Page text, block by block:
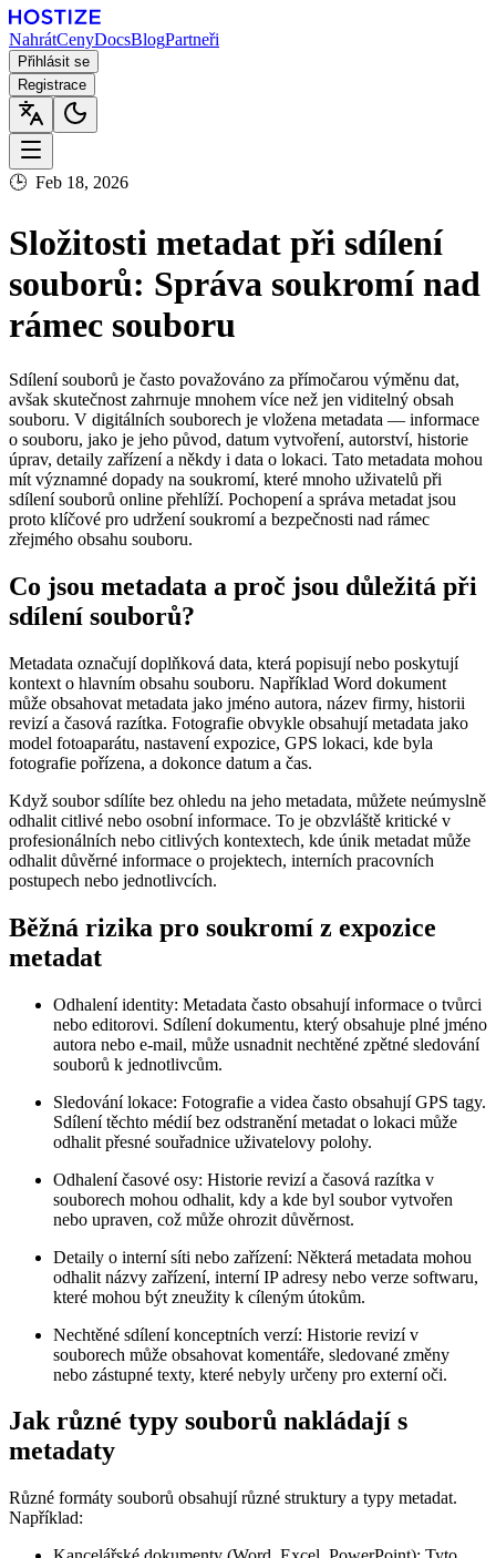
NahrátCenyDocsBlogPartneři
Přihlásit se
Registrace
🕒 Feb 18, 2026
Složitosti metadat při sdílení
souborů: Správa soukromí nad
rámec souboru
Sdílení souborů je často považováno za přímočarou výměnu dat,
avšak skutečnost zahrnuje mnohem více než jen viditelný obsah
souboru. V digitálních souborech je vložena metadata — informace
o souboru, jako je jeho původ, datum vytvoření, autorství, historie
úprav, detaily zařízení a někdy i data o lokaci. Tato metadata mohou
mít významné dopady na soukromí, které mnoho uživatelů při
sdílení souborů online přehlíží. Pochopení a správa metadat jsou
proto klíčové pro udržení soukromí a bezpečnosti nad rámec
zřejmého obsahu souboru.
Co jsou metadata a proč jsou důležitá při
sdílení souborů?
Metadata označují doplňková data, která popisují nebo poskytují
kontext o hlavním obsahu souboru. Například Word dokument
může obsahovat metadata jako jméno autora, název firmy, historii
revizí a časová razítka. Fotografie obvykle obsahují metadata jako
model fotoaparátu, nastavení expozice, GPS lokaci, kde byla
fotografie pořízena, a dokonce datum a čas.
Když soubor sdílíte bez ohledu na jeho metadata, můžete neúmyslně
odhalit citlivé nebo osobní informace. To je obzvláště kritické v
profesionálních nebo citlivých kontextech, kde únik metadat může
odhalit důvěrné informace o projektech, interních pracovních
postupech nebo jednotlivcích.
Běžná rizika pro soukromí z expozice
metadat
Odhalení identity: Metadata často obsahují informace o tvůrci
nebo editorovi. Sdílení dokumentu, který obsahuje plné jméno
autora nebo e-mail, může usnadnit nechtěné zpětné sledování
souborů k jednotlivcům.
Sledování lokace: Fotografie a videa často obsahují GPS tagy.
Sdílení těchto médií bez odstranění metadat o lokaci může
odhalit přesné souřadnice uživatelovy polohy.
Odhalení časové osy: Historie revizí a časová razítka v
souborech mohou odhalit, kdy a kde byl soubor vytvořen
nebo upraven, což může ohrozit důvěrnost.
Detaily o interní síti nebo zařízení: Některá metadata mohou
odhalit názvy zařízení, interní IP adresy nebo verze softwaru,
které mohou být zneužity k cíleným útokům.
Nechtěné sdílení konceptních verzí: Historie revizí v
souborech může obsahovat komentáře, sledované změny
nebo zástupné texty, které nebyly určeny pro externí oči.
Jak různé typy souborů nakládají s
metadaty
Různé formáty souborů obsahují různé struktury a typy metadat.
Například: